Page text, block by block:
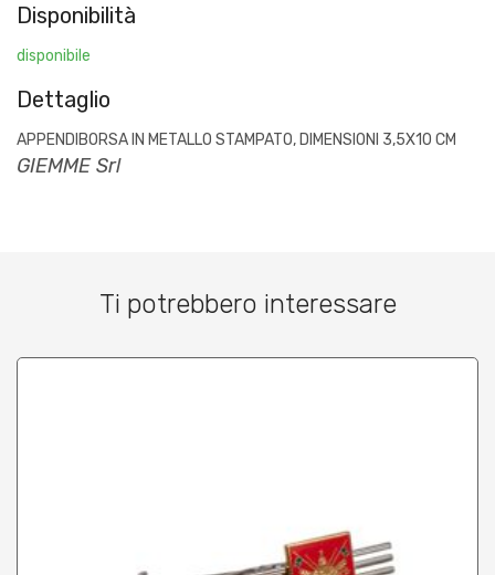
Disponibilità
disponibile
Dettaglio
APPENDIBORSA IN METALLO STAMPATO, DIMENSIONI 3,5X10 CM
GIEMME Srl
Ti potrebbero interessare